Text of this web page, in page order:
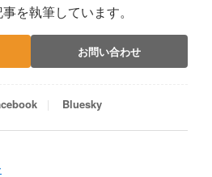
を執筆しています。
お問い合わせ
Bluesky